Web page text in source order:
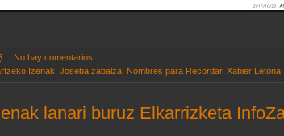
No hay comentarios:
Izenak Joseba zabalza Nombres para Recordar, Xabier Letona
lanari buruz Elkarrizketa